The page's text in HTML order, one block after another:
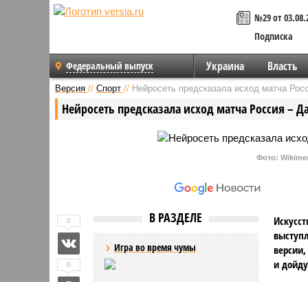
№29 от
Подписка
Федеральный выпуск Украина Власть
Версия // Спорт // Нейросеть предсказала исход матча
Нейросеть предсказала исход матча Россия –
Фото:
В РАЗДЕЛЕ
Игра во время чумы
и
0
0